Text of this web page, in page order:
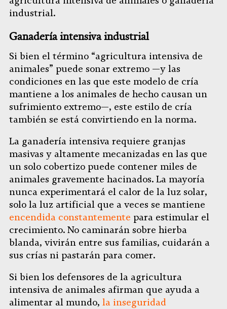
industrial.
Ganadería intensiva industrial
Si bien el término “agricultura intensiva de
animales” puede sonar extremo —y las
condiciones en las que este modelo de cría
mantiene a los animales de hecho causan un
sufrimiento extremo—, este estilo de cría
también se está convirtiendo en la norma.
La ganadería intensiva requiere granjas
masivas y altamente mecanizadas en las que
un solo cobertizo puede contener miles de
animales gravemente hacinados. La mayoría
nunca experimentará el calor de la luz solar,
solo la luz artificial que a veces se mantiene
encendida constantemente para estimular el
crecimiento. No caminarán sobre hierba
blanda, vivirán entre sus familias, cuidarán a
sus crías ni pastarán para comer.
Si bien los defensores de la agricultura
intensiva de animales afirman que ayuda a
alimentar al mundo, la inseguridad